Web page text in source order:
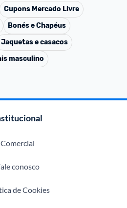
Cupons Mercado Livre
Bonés e Chapéus
Jaquetas e casacos
masculino
Comercial
conosco
de Cookies